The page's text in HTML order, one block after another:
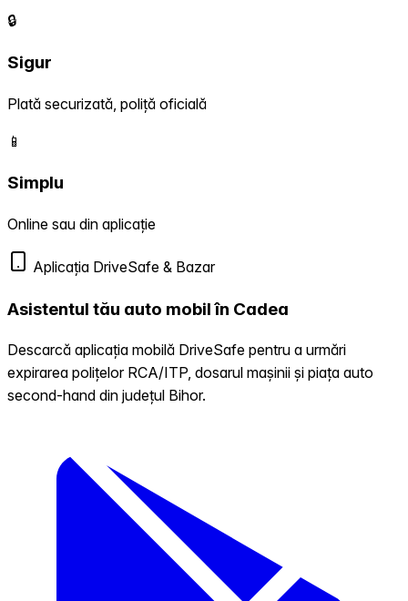
🔒
Sigur
Plată securizată, poliță oficială
📱
Simplu
Online sau din aplicație
Aplicația DriveSafe & Bazar
Asistentul tău auto mobil în Cadea
Descarcă aplicația mobilă DriveSafe pentru a urmări
expirarea polițelor RCA/ITP, dosarul mașinii și piața auto
second-hand din județul Bihor.